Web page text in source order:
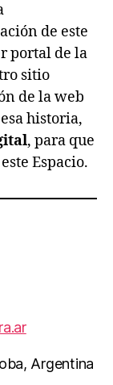
de este
portal de la
sitio
de la web
historia,
, para que
Espacio.
Argentina